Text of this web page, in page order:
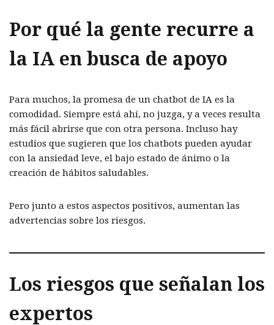
Por qué la gente recurre a
la IA en busca de apoyo
Para muchos, la promesa de un chatbot de IA es la
comodidad. Siempre está ahí, no juzga, y a veces resulta
más fácil abrirse que con otra persona. Incluso hay
estudios que sugieren que los chatbots pueden ayudar
con la ansiedad leve, el bajo estado de ánimo o la
creación de hábitos saludables.
Pero junto a estos aspectos positivos, aumentan las
advertencias sobre los riesgos.
Los riesgos que señalan los
expertos